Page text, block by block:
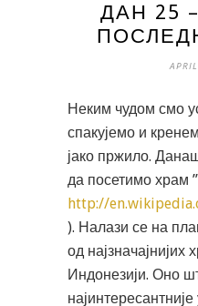
ДАН 25
Неким чудом смо
спакујемо и
јако пржило.
да посетимо храм
http://
). Налази се на
од најзначајнијих
Индонезији. Оно